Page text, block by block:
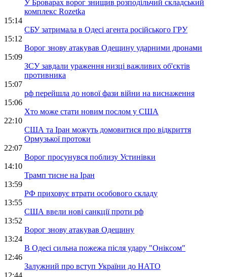
У Броварах ворог знищив розподільчий складський
комплекс Rozetka
15:14
СБУ затримала в Одесі агента російського ГРУ
15:12
Ворог знову атакував Одещину ударними дронами
15:09
ЗСУ завдали ураження низці важливих об'єктів
противника
15:07
рф перейшла до нової фази війни на виснаження
15:06
Хто може стати новим послом у США
22:10
США та Іран можуть домовитися про відкриття
Ормузької протоки
22:07
Ворог просунувся поблизу Устинівки
14:10
Трамп тисне на Іран
13:59
РФ приховує втрати особового складу
13:55
США ввели нові санкції проти рф
13:52
Ворог знову атакував Одещину
13:24
В Одесі сильна пожежа після удару "Оніксом"
12:46
Залужний про вступ України до НАТО
12:44